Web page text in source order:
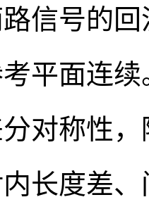
信号的
平面连
对称性
长度差